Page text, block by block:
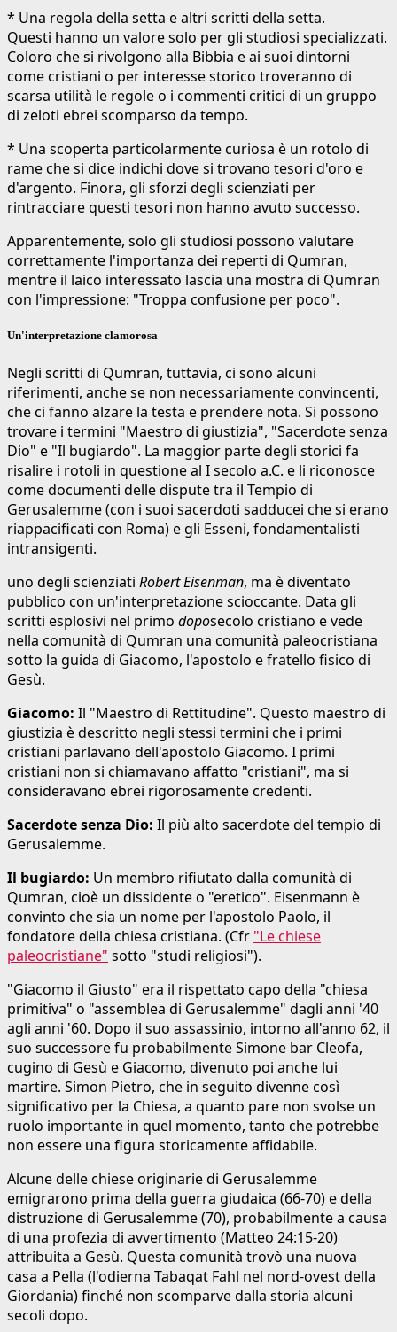
* Una regola della setta e altri scritti della setta.
Questi hanno un valore solo per gli studiosi specializzati.
Coloro che si rivolgono alla Bibbia e ai suoi dintorni
come cristiani o per interesse storico troveranno di
scarsa utilità le regole o i commenti critici di un gruppo
di zeloti ebrei scomparso da tempo.
* Una scoperta particolarmente curiosa è un rotolo di
rame che si dice indichi dove si trovano tesori d'oro e
d'argento. Finora, gli sforzi degli scienziati per
rintracciare questi tesori non hanno avuto successo.
Apparentemente, solo gli studiosi possono valutare
correttamente l'importanza dei reperti di Qumran,
mentre il laico interessato lascia una mostra di Qumran
con l'impressione: "Troppa confusione per poco".
Un'interpretazione clamorosa
Negli scritti di Qumran, tuttavia, ci sono alcuni
riferimenti, anche se non necessariamente convincenti,
che ci fanno alzare la testa e prendere nota. Si possono
trovare i termini "Maestro di giustizia", "Sacerdote senza
Dio" e "Il bugiardo". La maggior parte degli storici fa
risalire i rotoli in questione al I secolo a.C. e li riconosce
come documenti delle dispute tra il Tempio di
Gerusalemme (con i suoi sacerdoti sadducei che si erano
riappacificati con Roma) e gli Esseni, fondamentalisti
intransigenti.
uno degli scienziati Robert Eisenman, ma è diventato
pubblico con un'interpretazione scioccante. Data gli
scritti esplosivi nel primo doposecolo cristiano e vede
nella comunità di Qumran una comunità paleocristiana
sotto la guida di Giacomo, l'apostolo e fratello fisico di
Gesù.
Giacomo: Il "Maestro di Rettitudine". Questo maestro di
giustizia è descritto negli stessi termini che i primi
cristiani parlavano dell'apostolo Giacomo. I primi
cristiani non si chiamavano affatto "cristiani", ma si
consideravano ebrei rigorosamente credenti.
Sacerdote senza Dio: Il più alto sacerdote del tempio di
Gerusalemme.
Il bugiardo: Un membro rifiutato dalla comunità di
Qumran, cioè un dissidente o "eretico". Eisenmann è
convinto che sia un nome per l'apostolo Paolo, il
fondatore della chiesa cristiana. (Cfr "Le chiese
paleocristiane" sotto "studi religiosi").
"Giacomo il Giusto" era il rispettato capo della "chiesa
primitiva" o "assemblea di Gerusalemme" dagli anni '40
agli anni '60. Dopo il suo assassinio, intorno all'anno 62, il
suo successore fu probabilmente Simone bar Cleofa,
cugino di Gesù e Giacomo, divenuto poi anche lui
martire. Simon Pietro, che in seguito divenne così
significativo per la Chiesa, a quanto pare non svolse un
ruolo importante in quel momento, tanto che potrebbe
non essere una figura storicamente affidabile.
Alcune delle chiese originarie di Gerusalemme
emigrarono prima della guerra giudaica (66-70) e della
distruzione di Gerusalemme (70), probabilmente a causa
di una profezia di avvertimento (Matteo 24:15-20)
attribuita a Gesù. Questa comunità trovò una nuova
casa a Pella (l'odierna Tabaqat Fahl nel nord-ovest della
Giordania) finché non scomparve dalla storia alcuni
secoli dopo.